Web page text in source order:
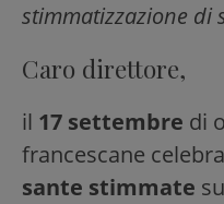
stimmatizzazione di
Caro direttore,
il 17 settembre di
francescane
sante stimmate su